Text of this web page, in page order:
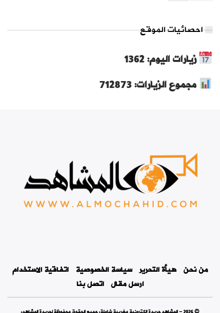
احصائيات الموقع
زيارات اليوم: 1362
مجموع الزيارات: 712873
من نحن هيأة التحرير سياسة الخصوصية اتفاقية الاستخدام
ارسل مقال اتصل بنا